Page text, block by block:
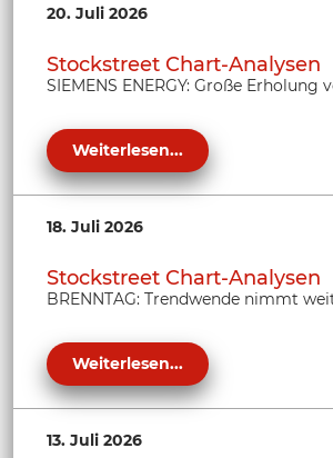
20. Juli 2026
Stockstreet Chart-Analysen
SIEMENS ENERGY: Große Erholung
Weiterlesen...
18. Juli 2026
Stockstreet Chart-Analysen
BRENNTAG: Trendwende nimmt
Weiterlesen...
13. Juli 2026